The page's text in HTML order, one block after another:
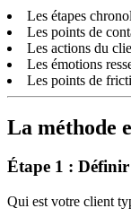
Les étapes
Les points de
Les actions du
Les émotions
Les points de
La méthode
Étape 1 :
Qui est votre client